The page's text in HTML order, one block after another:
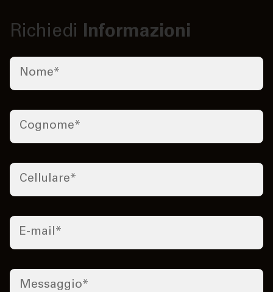
Richiedi Informazioni
Nome*
Cognome*
Cellulare*
E-mail*
Messaggio*